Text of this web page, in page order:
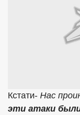
Кстати- Нас
эти атаки